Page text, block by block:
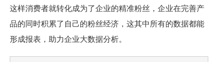
这样消费者就转化成为了企业的精准粉丝，企业在完善产
品的同时积累了自己的粉丝经济，这其中所有的数据都能
形成报表，助力企业大数据分析。